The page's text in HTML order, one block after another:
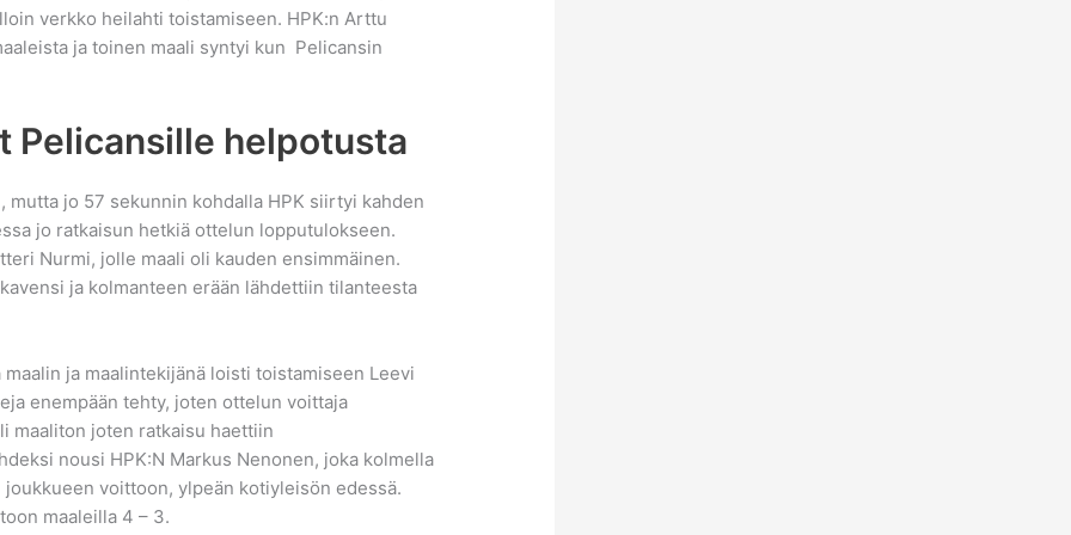
verkko heilahti toistamiseen. HPK:n Arttu
ja toinen maali syntyi kun Pelicansin
Pelicansille helpotusta
jo 57 sekunnin kohdalla HPK siirtyi kahden
jo ratkaisun hetkiä ottelun lopputulokseen.
Nurmi, jolle maali oli kauden ensimmäinen.
ja kolmanteen erään lähdettiin tilanteesta
ja maalintekijänä loisti toistamiseen Leevi
enempään tehty, joten ottelun voittaja
maaliton joten ratkaisu haettiin
nousi HPK:N Markus Nenonen, joka kolmella
voittoon, ylpeän kotiyleisön edessä.
maaleilla 4 – 3.